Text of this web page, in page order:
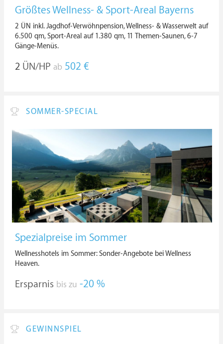
Größtes Wellness- & Sport-Areal Bayerns
2 ÜN inkl. Jagdhof-Verwöhnpension, Wellness- & Wasserwelt auf
6.500 qm, Sport-Areal auf 1.380 qm, 11 Themen-Saunen, 6-7
Gänge-Menüs.
2 ÜN/HP ab 502 €
SOMMER-SPECIAL
Spezialpreise im Sommer
Wellnesshotels im Sommer: Sonder-Angebote bei Wellness
Heaven.
Ersparnis bis zu -20 %
GEWINNSPIEL